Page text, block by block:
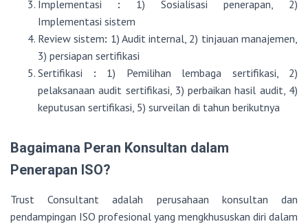
Implementasi
: 1) Sosialisasi penerapan, 2)
Implementasi sistem
Review sistem: 1) Audit internal, 2) tinjauan manajemen,
3) persiapan sertifikasi
Sertifikasi
: 1) Pemilihan lembaga sertifikasi, 2)
pelaksanaan audit sertifikasi, 3) perbaikan hasil audit, 4)
keputusan sertifikasi, 5) surveilan di tahun berikutnya
Bagaimana Peran Konsultan dalam
Penerapan ISO?
Trust Consultant adalah perusahaan konsultan dan
pendampingan ISO profesional yang mengkhususkan diri dalam